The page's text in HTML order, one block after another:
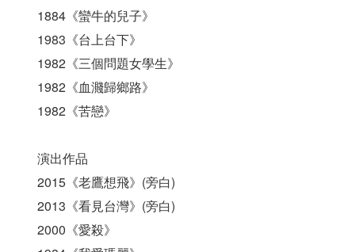
1884《蠻牛的兒子》
1983《台上台下》
1982《三個問題女學生》
1982《血濺歸鄉路》
1982《苦戀》
演出作品
2015《老鷹想飛》(旁白)
2013《看見台灣》(旁白)
2000《愛殺》